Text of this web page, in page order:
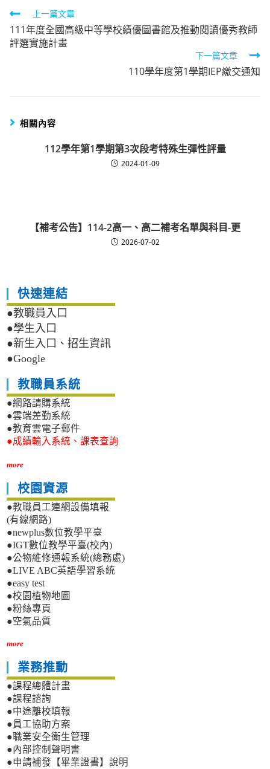
Read
more
articles
上一篇文章
111年度全國高級中等學校績優圖書館及推動閱讀優秀教師
評選實施計畫
下一篇文章
110學年度第1學期IEP繳交通知
相關內容
112學年第1學期第3次段考特殊生彈性評量
2024-01-09
【補考公告】114-2高一、高二補考名單與科目-更
2026-07-02
快速連結
●教職員入口
●學生入口
●新生入口、招生資訊
●Google
教職員系統
●網路請購系統
●雲端差勤系統
●教育雲電子郵件
●成績輸入系統、課表查詢
more
校園資源
●教職員工連網設備填報
(有線網路)
●newplus數位教學平臺
●IGT數位教學平臺(校內)
●公物維修通報系統(總務處)
●LIVE ABC英語學習系統
●easy test
●校園植物地圖
●粉絲專頁
●空氣品質
more
業務推動
●課程總體計畫
●課程諮詢
●中途離校填報
●員工協助方案
●職業安全衛生管理
●內部控制聲明書
●申請補發【畢業證書】說明